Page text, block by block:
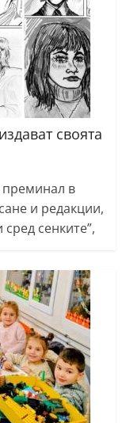
своята
преминал в
и редакции,
сенките”,